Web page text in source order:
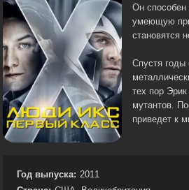
Он способен
умеющую
становятся
Спустя годы
тех пор
мутантов.
приведет к
Год выпуска: 2011